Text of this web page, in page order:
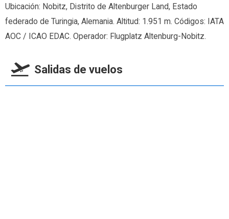
Ubicación: Nobitz, Distrito de Altenburger Land, Estado
federado de Turingia, Alemania. Altitud: 1.951 m. Códigos: IATA
AOC / ICAO EDAC. Operador: Flugplatz Altenburg-Nobitz.
Salidas de vuelos